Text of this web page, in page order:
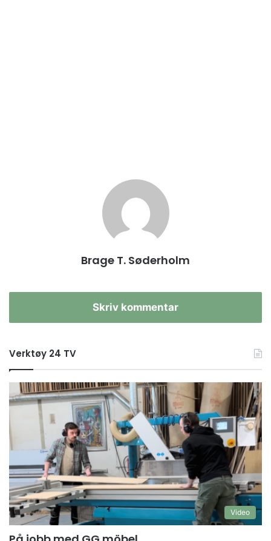
Brage T. Søderholm
Skriv kommentar
Verktøy 24 TV
Video